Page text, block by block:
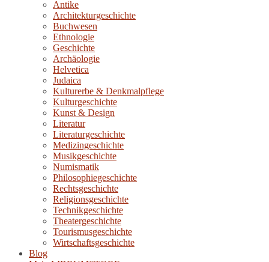
Antike
Architekturgeschichte
Buchwesen
Ethnologie
Geschichte
Archäologie
Helvetica
Judaica
Kulturerbe & Denkmalpflege
Kulturgeschichte
Kunst & Design
Literatur
Literaturgeschichte
Medizingeschichte
Musikgeschichte
Numismatik
Philosophiegeschichte
Rechtsgeschichte
Religionsgeschichte
Technikgeschichte
Theatergeschichte
Tourismusgeschichte
Wirtschaftsgeschichte
Blog